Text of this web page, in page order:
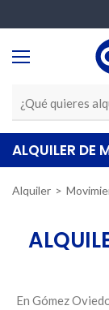
ALQUILER DE
Alquiler
En Gómez